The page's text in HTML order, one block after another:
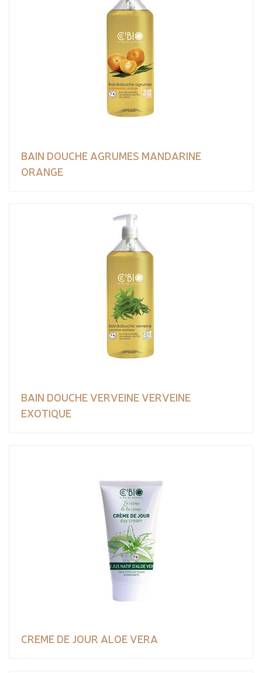
BAIN DOUCHE AGRUMES MANDARINE
ORANGE
BAIN DOUCHE VERVEINE VERVEINE
EXOTIQUE
CREME DE JOUR ALOE VERA